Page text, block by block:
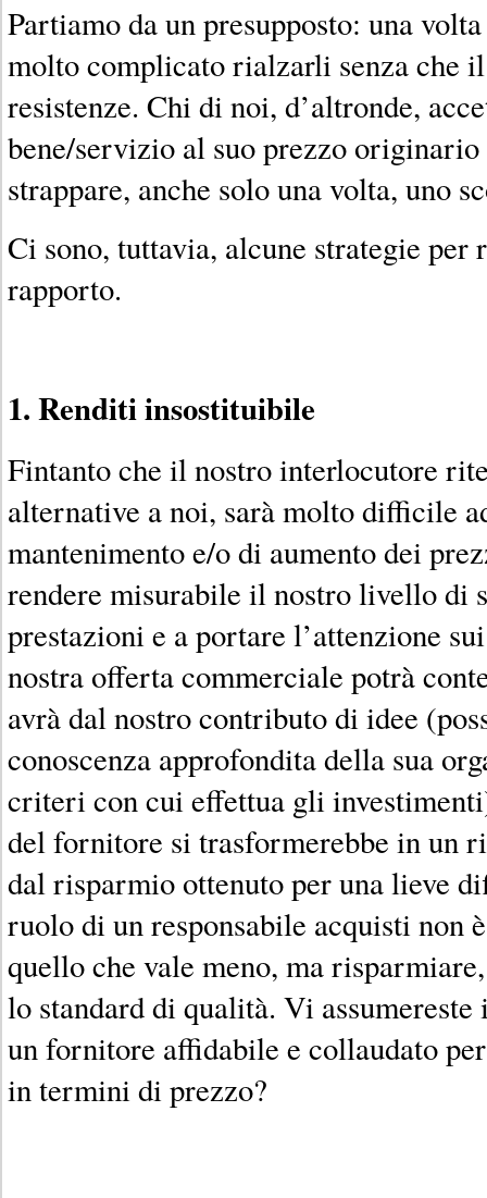
Partiamo da un presupposto: una
molto complicato rialzarli senza che
resistenze. Chi di noi, d’altronde,
bene/servizio al suo prezzo
strappare, anche solo una volta, uno
Ci sono, tuttavia, alcune strategie
rapporto.
1. Renditi insostituibile
Fintanto che il nostro interlocutore
alternative a noi, sarà molto difficile
mantenimento e/o di aumento dei
rendere misurabile il nostro livello di
prestazioni e a portare l’attenzione
nostra offerta commerciale potrà
avrà dal nostro contributo di idee
conoscenza approfondita della sua
criteri con cui effettua gli
del fornitore si trasformerebbe in un
dal risparmio ottenuto per una lieve
ruolo di un responsabile acquisti non
quello che vale meno, ma
lo standard di qualità. Vi
un fornitore affidabile e collaudato
in termini di prezzo?